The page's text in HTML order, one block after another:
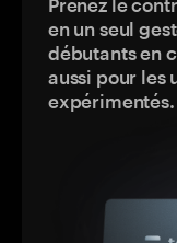
Prenez le
en un seul
débutants en
aussi pour les
expérimentés.